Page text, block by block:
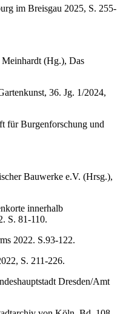
im Breisgau 2025, S. 255-
Meinhardt (Hg.), Das
36. Jg. 1/2024,
für Burgenforschung und
Bauwerke e.V. (Hrsg.),
innerhalb
S. 81-110.
2022. S.93-122.
S. 211-226.
Dresden/Amt